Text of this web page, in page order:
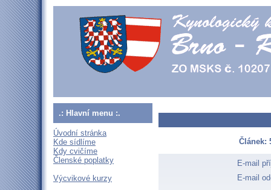
.: Hlavní menu :.
Úvodní stránka
Kde sídlíme
Kdy cvičíme
Členské poplatky
Výcvikové kurzy
Článek:
E-mail
E-mail